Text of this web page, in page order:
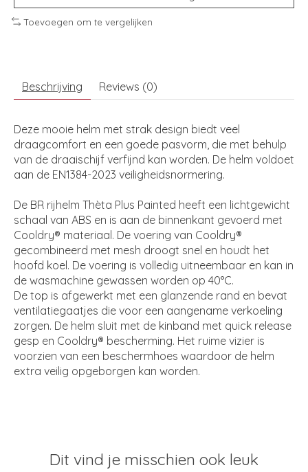
Toevoegen om te vergelijken
Beschrijving Reviews (0)
Deze mooie helm met strak design biedt veel
draagcomfort en een goede pasvorm, die met behulp
van de draaischijf verfijnd kan worden. De helm voldoet
aan de EN1384-2023 veiligheidsnormering.
De BR rijhelm Thèta Plus Painted heeft een lichtgewicht
schaal van ABS en is aan de binnenkant gevoerd met
Cooldry® materiaal. De voering van Cooldry®
gecombineerd met mesh droogt snel en houdt het
hoofd koel. De voering is volledig uitneembaar en kan in
de wasmachine gewassen worden op 40°C.
De top is afgewerkt met een glanzende rand en bevat
ventilatiegaatjes die voor een aangename verkoeling
zorgen. De helm sluit met de kinband met quick release
gesp en Cooldry® bescherming. Het ruime vizier is
voorzien van een beschermhoes waardoor de helm
extra veilig opgeborgen kan worden.
Dit vind je misschien ook leuk